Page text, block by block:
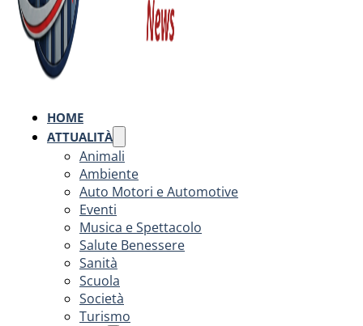
HOME
ATTUALITÀ
Animali
Ambiente
Auto Motori e Automotive
Eventi
Musica e Spettacolo
Salute Benessere
Sanità
Scuola
Società
Turismo